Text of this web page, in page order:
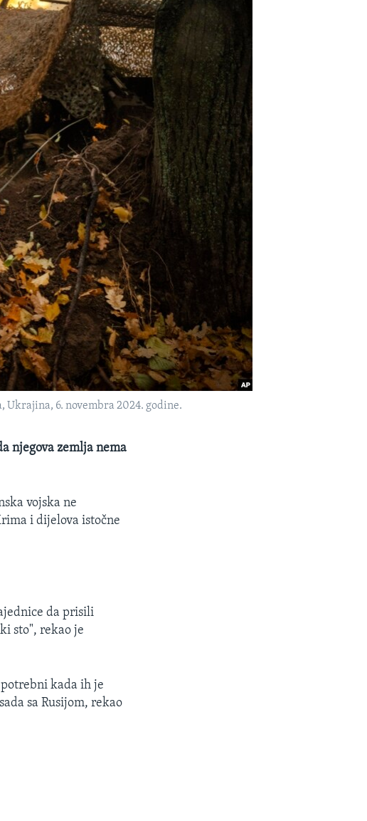
6. novembra 2024. godine.
njegova zemlja nema
vojska ne
i dijelova istočne
da prisili
sto", rekao je
kada ih je
sa Rusijom, rekao